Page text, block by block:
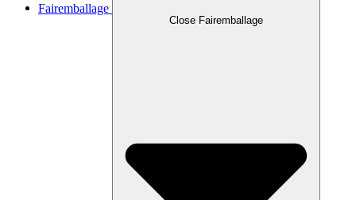
Fairemballage
Close Fairemballage